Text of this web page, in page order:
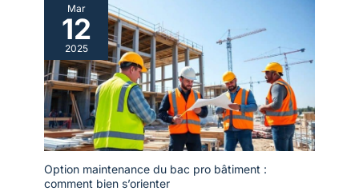
Mar
12
2025
Option maintenance du bac pro bâtiment :
comment bien s’orienter